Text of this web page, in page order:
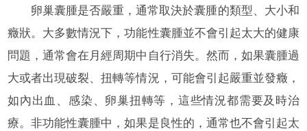
卵巢囊腫是否嚴重，通常取決於囊腫的類型、大小和
癥狀。大多數情況下，功能性囊腫並不會引起太大的健康
問題，通常會在月經周期中自行消失。然而，如果囊腫過
大或者出現破裂、扭轉等情況，可能會引起嚴重並發癥，
如內出血、感染、卵巢扭轉等，這些情況都需要及時治
療。非功能性囊腫中，如果是良性的，通常也不會引起太